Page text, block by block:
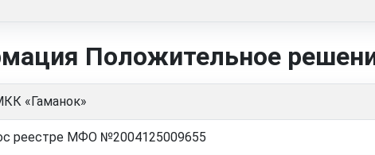
Положительное
«Гаманок»
реестре МФО №2004125009655